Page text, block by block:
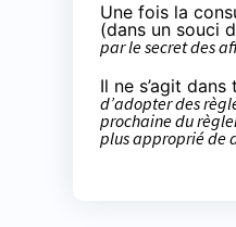
Une fois la
(dans un souci
par le secret des
Il ne s’agit
d’adopter des
prochaine du
plus approprié de